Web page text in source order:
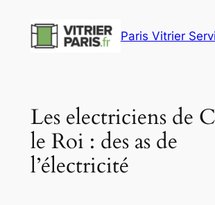
contenu
Paris Vitrier
Les electriciens de
le Roi : des as de
l’électricité